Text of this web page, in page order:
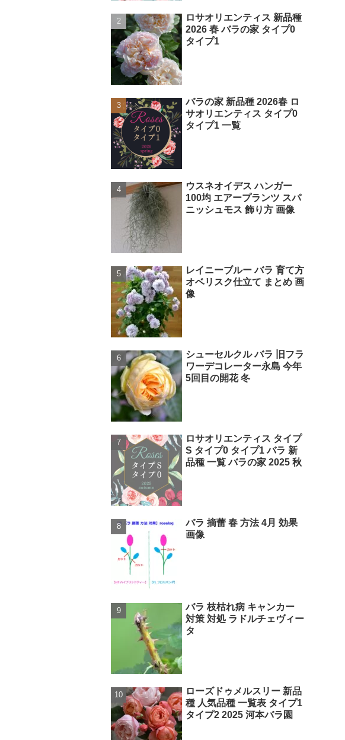
ロサオリエンティス 新品種
2026 春 バラの家 タイプ0
タイプ1
バラの家 新品種 2026春 ロ
サオリエンティス タイプ0
タイプ1 一覧
ウスネオイデス ハンガー
100均 エアープランツ スパ
ニッシュモス 飾り方 画像
レイニーブルー バラ 育て方
オベリスク仕立て まとめ 画
像
シューセルクル バラ 旧フラ
ワーデコレーター永島 今年
5回目の開花 冬
ロサオリエンティス タイプ
S タイプ0 タイプ1 バラ 新
品種 一覧 バラの家 2025 秋
バラ 摘蕾 春 方法 4月 効果
画像
バラ 枝枯れ病 キャンカー
対策 対処 ラドルチェヴィー
タ
ローズドゥメルスリー 新品
種 人気品種 一覧表 タイプ1
タイプ2 2025 河本バラ園